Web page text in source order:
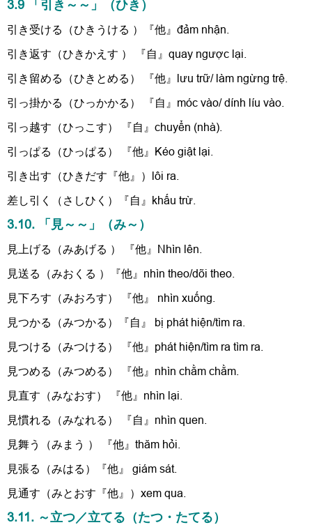
3.9 「引き～～」（ひき）
引き受ける（ひきうける ）『他』đảm nhận.
引き返す（ひきかえす ） 『自』quay ngược lại.
引き留める（ひきとめる） 『他』lưu trữ/ làm ngừng trệ.
引っ掛かる（ひっかかる） 『自』móc vào/ dính líu vào.
引っ越す（ひっこす） 『自』chuyển (nhà).
引っぱる（ひっぱる） 『他』Kéo giật lại.
引き出す（ひきだす『他』）lôi ra.
差し引く（さしひく）『自』khấu trừ.
3.10. 「見～～」（み～）
見上げる（みあげる ） 『他』Nhìn lên.
見送る（みおくる ）『他』nhìn theo/dõi theo.
見下ろす（みおろす） 『他』 nhìn xuống.
見つかる（みつかる）『自』 bị phát hiện/tìm ra.
見つける（みつける） 『他』phát hiện/tìm ra tìm ra.
見つめる（みつめる） 『他』nhìn chằm chằm.
見直す（みなおす） 『他』nhìn lại.
見慣れる（みなれる） 『自』nhìn quen.
見舞う（みまう ） 『他』thăm hỏi.
見張る（みはる）『他』 giám sát.
見通す（みとおす『他』）xem qua.
3.11. ～立つ／立てる（たつ・たてる）